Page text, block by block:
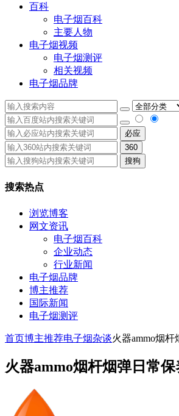
百科
电子烟百科
主要人物
电子烟视频
电子烟测评
相关视频
电子烟品牌
必应
360
搜狗
搜索热点
浏览博客
网文资讯
电子烟百科
企业动态
行业新闻
电子烟品牌
博主推荐
国际新闻
电子烟测评
首页博主推荐电子烟杂谈火器ammo烟
火器ammo烟杆烟弹日常